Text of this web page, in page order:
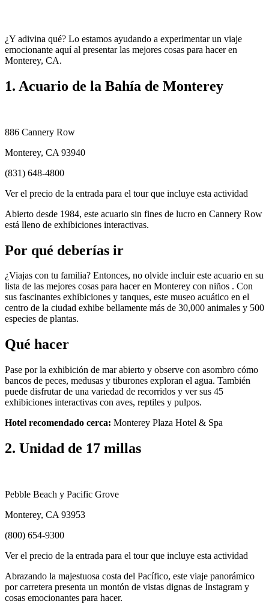
¿Y adivina qué? Lo estamos ayudando a experimentar un viaje
emocionante aquí al presentar las mejores cosas para hacer en
Monterey, CA.
1. Acuario de la Bahía de Monterey
886 Cannery Row
Monterey, CA 93940
(831) 648-4800
Ver el precio de la entrada para el tour que incluye esta actividad
Abierto desde 1984, este acuario sin fines de lucro en Cannery Row
está lleno de exhibiciones interactivas.
Por qué deberías ir
¿Viajas con tu familia? Entonces, no olvide incluir este acuario en su
lista de las mejores cosas para hacer en Monterey con niños . Con
sus fascinantes exhibiciones y tanques, este museo acuático en el
centro de la ciudad exhibe bellamente más de 30,000 animales y 500
especies de plantas.
Qué hacer
Pase por la exhibición de mar abierto y observe con asombro cómo
bancos de peces, medusas y tiburones exploran el agua. También
puede disfrutar de una variedad de recorridos y ver sus 45
exhibiciones interactivas con aves, reptiles y pulpos.
Hotel recomendado cerca: Monterey Plaza Hotel & Spa
2. Unidad de 17 millas
Pebble Beach y Pacific Grove
Monterey, CA 93953
(800) 654-9300
Ver el precio de la entrada para el tour que incluye esta actividad
Abrazando la majestuosa costa del Pacífico, este viaje panorámico
por carretera presenta un montón de vistas dignas de Instagram y
cosas emocionantes para hacer.